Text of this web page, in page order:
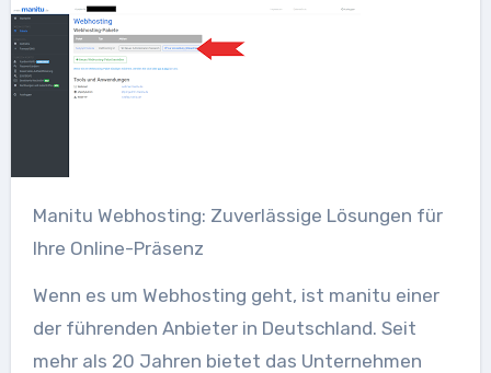
Manitu Webhosting: Zuverlässige Lösungen für
Ihre Online-Präsenz
Wenn es um Webhosting geht, ist manitu einer
der führenden Anbieter in Deutschland. Seit
mehr als 20 Jahren bietet das Unternehmen